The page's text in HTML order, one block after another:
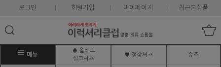
로그인 회원가입 마이페이지 최근본상품
메뉴
♠ 솔리드
실크셔츠
♥ 정장셔츠 슈즈